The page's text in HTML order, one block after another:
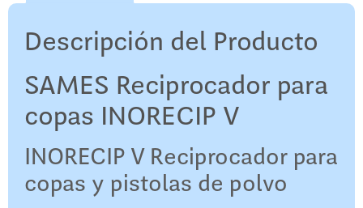
Descripción del Producto
SAMES Reciprocador para
copas INORECIP V
INORECIP V Reciprocador para
copas y pistolas de polvo